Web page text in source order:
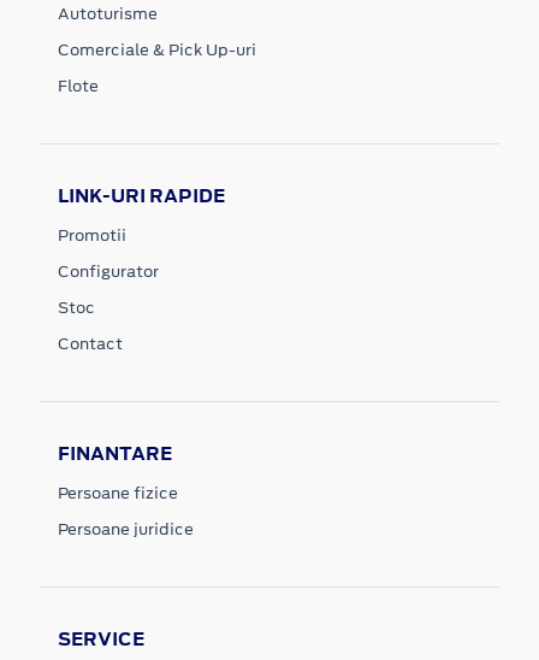
Autoturisme
Comerciale & Pick Up-uri
Flote
LINK-URI RAPIDE
Promotii
Configurator
Stoc
Contact
FINANTARE
Persoane fizice
Persoane juridice
SERVICE